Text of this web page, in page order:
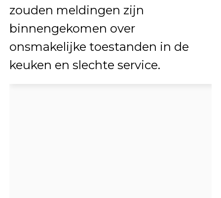
zouden meldingen zijn
binnengekomen over
onsmakelijke toestanden in de
keuken en slechte service.